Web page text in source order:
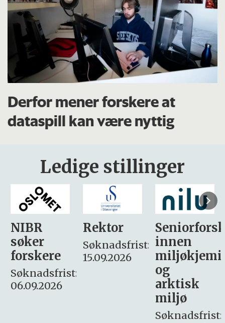
Derfor mener forskere at
dataspill kan være nyttig
Ledige stillinger
Rektor
Søknadsfrist:
15.09.2026
Seniorforsker
innen
miljøkjemi
søker
– fast
Søknadsfrist:
16. august.